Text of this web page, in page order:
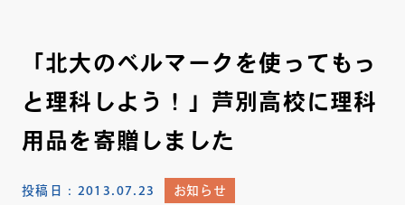
「北大のベルマークを使ってもっ
と理科しよう！」芦別高校に理科
用品を寄贈しました
投稿日： 2013.07.23 お知らせ